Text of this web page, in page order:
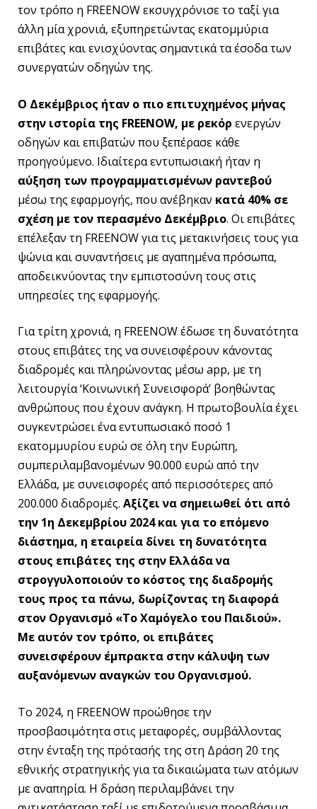
τον τρόπο η FREENOW εκσυγχρόνισε το ταξί για
άλλη μία χρονιά, εξυπηρετώντας εκατομμύρια
επιβάτες και ενισχύοντας σημαντικά τα έσοδα των
συνεργατών οδηγών της.
Ο Δεκέμβριος ήταν ο πιο επιτυχημένος μήνας
στην ιστορία της FREENOW, με ρεκόρ ενεργών
οδηγών και επιβατών που ξεπέρασε κάθε
προηγούμενο. Ιδιαίτερα εντυπωσιακή ήταν η
αύξηση των προγραμματισμένων ραντεβού
μέσω της εφαρμογής, που ανέβηκαν κατά 40% σε
σχέση με τον περασμένο Δεκέμβριο. Οι επιβάτες
επέλεξαν τη FREENOW για τις μετακινήσεις τους για
ψώνια και συναντήσεις με αγαπημένα πρόσωπα,
αποδεικνύοντας την εμπιστοσύνη τους στις
υπηρεσίες της εφαρμογής.
Για τρίτη χρονιά, η FREENOW έδωσε τη δυνατότητα
στους επιβάτες της να συνεισφέρουν κάνοντας
διαδρομές και πληρώνοντας μέσω app, με τη
λειτουργία ‘Κοινωνική Συνεισφορά’ βοηθώντας
ανθρώπους που έχουν ανάγκη. Η πρωτοβουλία έχει
συγκεντρώσει ένα εντυπωσιακό ποσό 1
εκατομμυρίου ευρώ σε όλη την Ευρώπη,
συμπεριλαμβανομένων 90.000 ευρώ από την
Ελλάδα, με συνεισφορές από περισσότερες από
200.000 διαδρομές. Αξίζει να σημειωθεί ότι από
την 1η Δεκεμβρίου 2024 και για το επόμενο
διάστημα, η εταιρεία δίνει τη δυνατότητα
στους επιβάτες της στην Ελλάδα να
στρογγυλοποιούν το κόστος της διαδρομής
τους προς τα πάνω, δωρίζοντας τη διαφορά
στον Οργανισμό «Το Χαμόγελο του Παιδιού».
Με αυτόν τον τρόπο, οι επιβάτες
συνεισφέρουν έμπρακτα στην κάλυψη των
αυξανόμενων αναγκών του Οργανισμού.
Το 2024, η FREENOW προώθησε την
προσβασιμότητα στις μεταφορές, συμβάλλοντας
στην ένταξη της πρότασής της στη Δράση 20 της
εθνικής στρατηγικής για τα δικαιώματα των ατόμων
με αναπηρία. Η δράση περιλαμβάνει την